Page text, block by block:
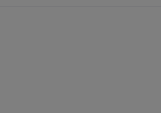
eine webseite einliest und
des tages gelöscht - so